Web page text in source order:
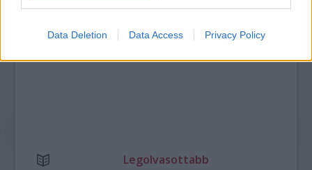
Data Deletion Data Access Privacy Policy
minősülnek, értük aszolgáltatás technikaiüzemeltetője semmilyen felelősséget
Részletek a Felhasználási feltételekbenés azadatvédelmi tájékoztatóban.
Legolvasottabb